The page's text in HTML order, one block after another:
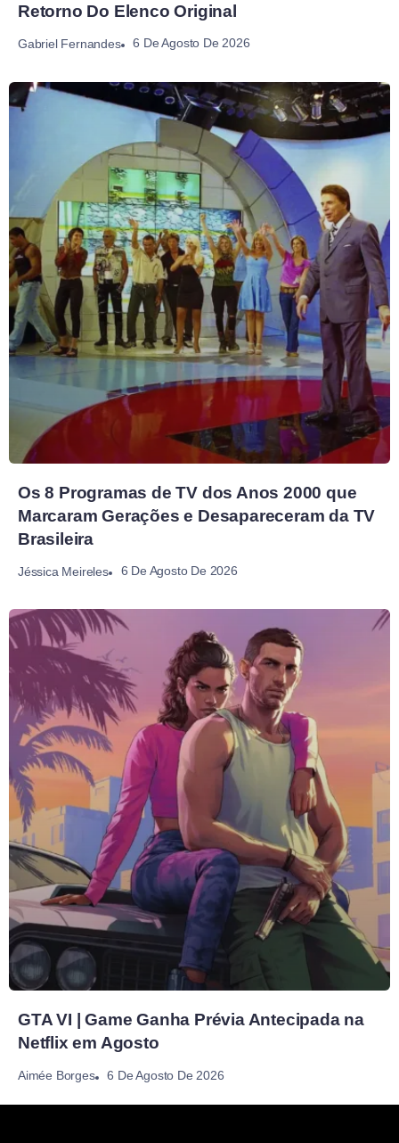
Retorno Do Elenco Original
Gabriel Fernandes 6 De Agosto De 2026
Os 8 Programas de TV dos Anos 2000 que
Marcaram Gerações e Desapareceram da TV
Brasileira
Jéssica Meireles 6 De Agosto De 2026
GTA VI | Game Ganha Prévia Antecipada na
Netflix em Agosto
Aimée Borges 6 De Agosto De 2026